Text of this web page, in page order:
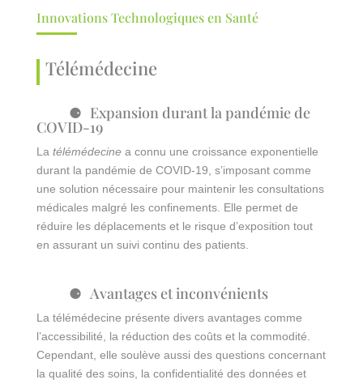
Innovations Technologiques en Santé
Télémédecine
Expansion durant la pandémie de
COVID-19
La télémédecinea connu une croissance exponentielle
durant la pandémie de COVID-19, s’imposant comme
une solution nécessaire pour maintenir les consultations
médicales malgré les confinements. Elle permet de
réduire les déplacements et le risque d’exposition tout
en assurant un suivi continu des patients.
Avantages et inconvénients
La télémédecine présente divers avantages comme
l’accessibilité, la réduction des coûts et la commodité.
Cependant, elle soulève aussi des questions concernant
la qualité des soins, la confidentialité des données et